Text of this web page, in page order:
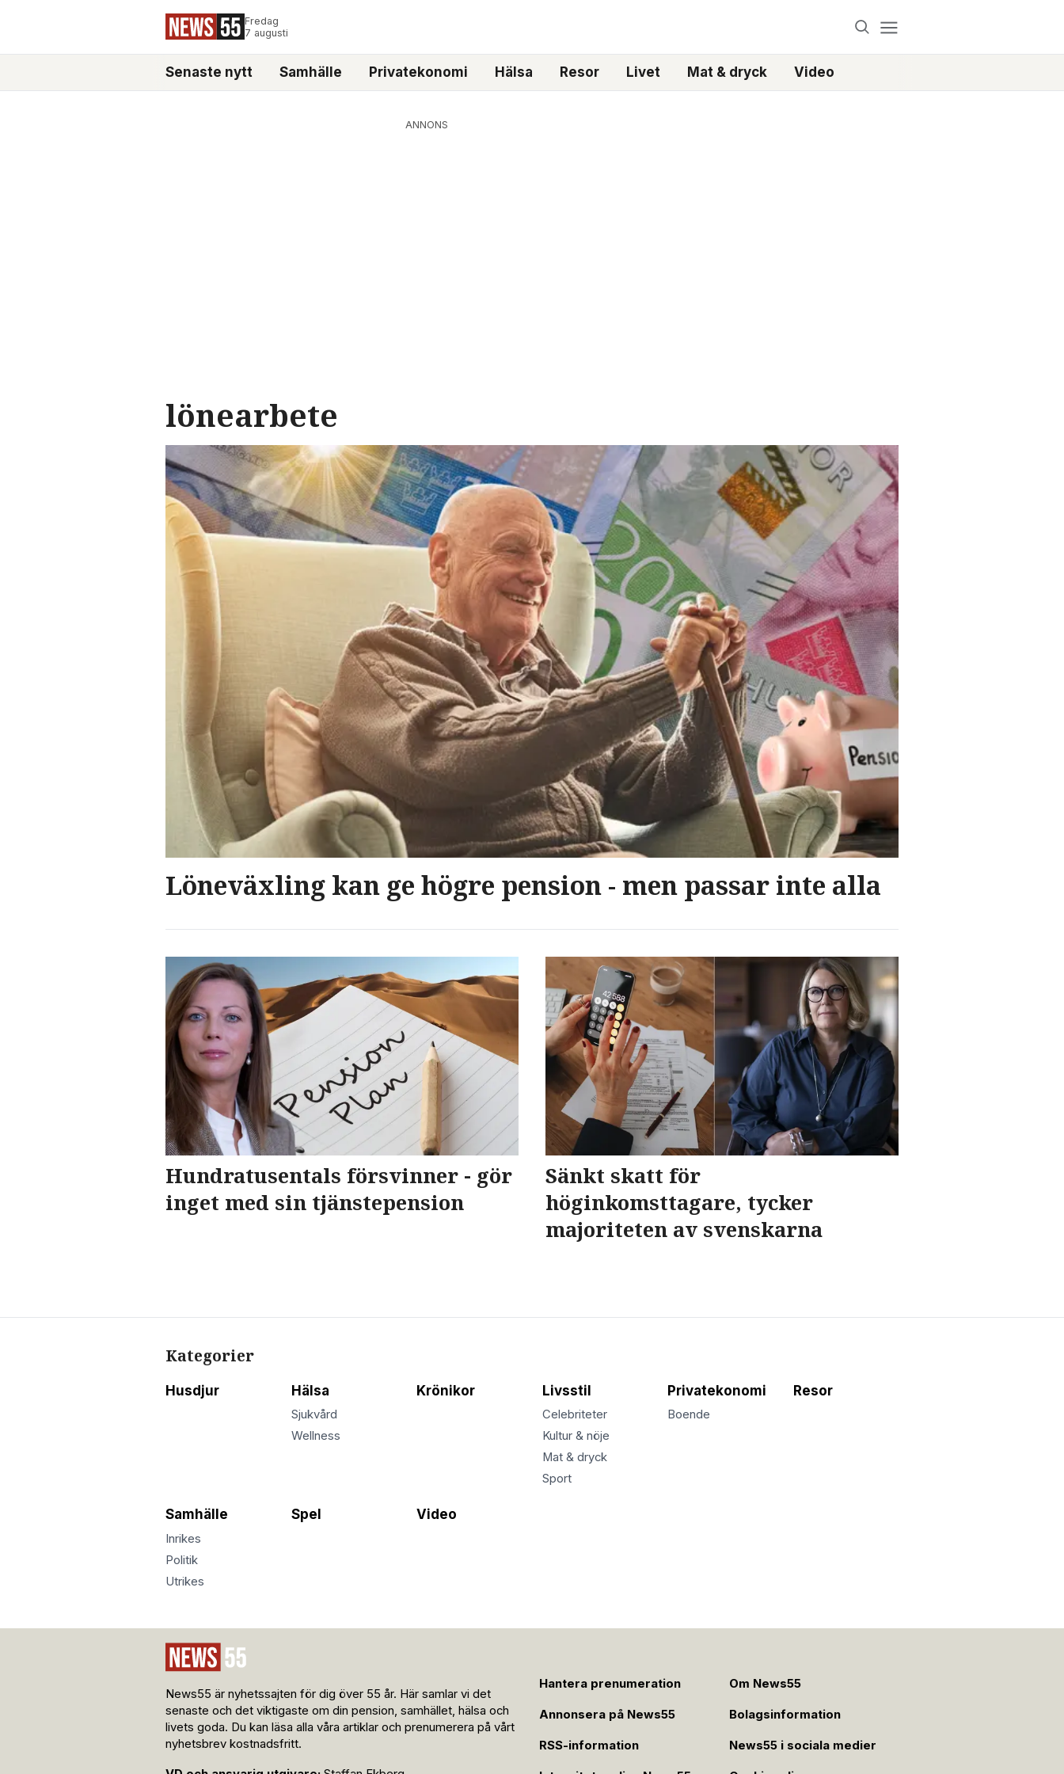
Fredag
7 augusti
Senaste nytt Samhälle Privatekonomi Hälsa Resor Livet Mat & dryck Video
ANNONS
lönearbete
Löneväxling kan ge högre pension - men passar inte alla
Hundratusentals försvinner - gör
inget med sin tjänstepension
Sänkt skatt för
höginkomsttagare, tycker
majoriteten av svenskarna
Kategorier
Husdjur Hälsa
Sjukvård
Wellness
Krönikor Livsstil
Celebriteter
Kultur & nöje
Mat & dryck
Sport
Privatekonomi
Boende
Resor
Samhälle
Inrikes
Politik
Utrikes
Spel Video
News55 är nyhetssajten för dig över 55 år. Här samlar vi det
senaste och det viktigaste om din pension, samhället, hälsa och
livets goda. Du kan läsa alla våra artiklar och prenumerera på vårt
nyhetsbrev kostnadsfritt.
Hantera prenumeration Om News55
Annonsera på News55 Bolagsinformation
RSS-information News55 i sociala medier